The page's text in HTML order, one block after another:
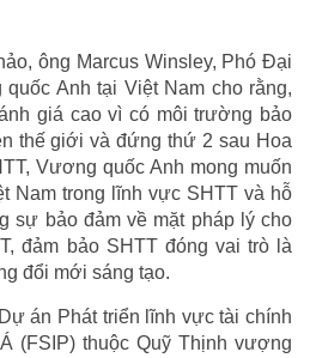
ông Marcus Winsley, Phó Đại
Anh tại Việt Nam cho rằng,
giá cao vì có môi trường bảo
thế giới và đứng thứ 2 sau Hoa
Vương quốc Anh mong muốn
Nam trong lĩnh vực SHTT và hỗ
sự bảo đảm về mặt pháp lý cho
đảm bảo SHTT đóng vai trò là
đổi mới sáng tạo.
án Phát triển lĩnh vực tài chính
(FSIP) thuộc Quỹ Thịnh vượng